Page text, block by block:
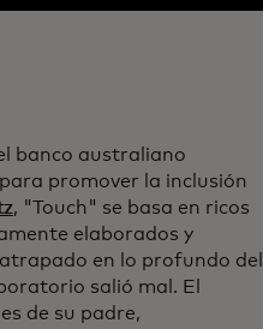
banco australiano
promover la inclusión
, "Touch" se basa en ricos
elaborados y
en lo profundo del
salió mal. El
de su padre,